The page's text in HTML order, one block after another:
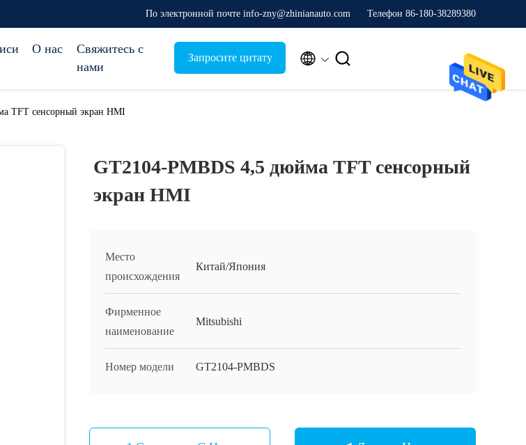
По электронной почте info-zny@zhinianauto.com Телефон 86-180-38289380
О нас
Свяжитесь с
нами
Запросите цитату  
TFT сенсорный экран HMI
GT2104-PMBDS 4,5 дюйма TFT сенсорный
экран HMI
Место
происхождения
Китай/Япония
Фирменное
наименование
Mitsubishi
Номер модели GT2104-PMBDS